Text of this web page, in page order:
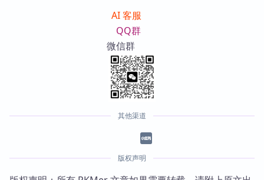
AI 客服
QQ群
微信群
其他渠道
版权声明